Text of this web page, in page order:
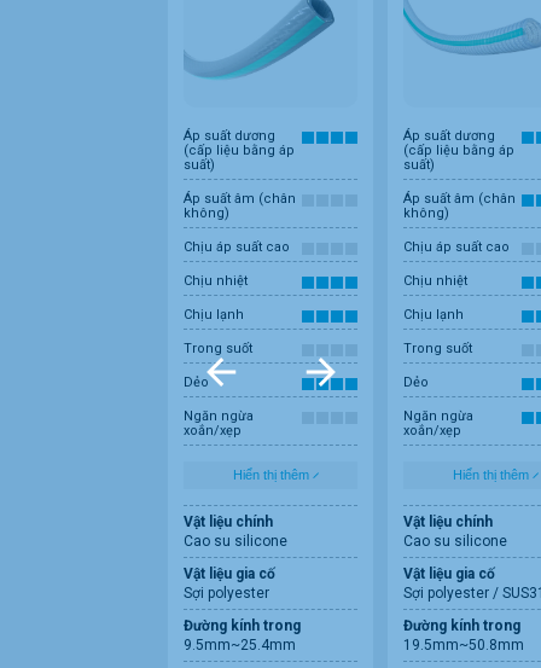
Áp suất dương
(cấp liệu bằng áp
suất)
Áp suất âm (chân
không)
Chịu áp suất cao
Chịu nhiệt
Chịu lạnh
Trong suốt
Dẻo
Ngăn ngừa
xoắn/xẹp
Hiển thị thêm
Vật liệu chính
Cao su silicone
Vật liệu gia cố
Sợi polyester
Đường kính trong
9.5mm~25.4mm
Áp suất dương
(cấp liệu bằng áp
suất)
Áp suất âm (chân
không)
Chịu áp suất cao
Chịu nhiệt
Chịu lạnh
Trong suốt
Dẻo
Ngăn ngừa
xoắn/xẹp
Hiển thị thêm
Vật liệu chính
Cao su silicone
Vật liệu gia cố
Sợi polyester /
Đường kính trong
19.5mm~50.8mm